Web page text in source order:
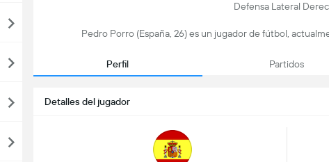
Defensa Lateral
Pedro Porro (España, 26) es un jugador de fútbol,
Perfil Partidos
Detalles del jugador